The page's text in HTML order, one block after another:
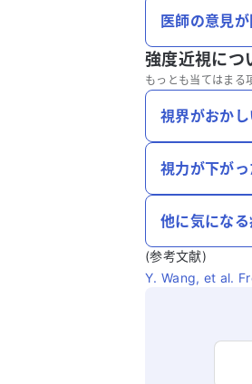
医師の意見
強度近視につ
もっとも当てはまる
視界がおかし
視力が下がっ
他に気にな
(参考文献)
Y. Wang, et al.